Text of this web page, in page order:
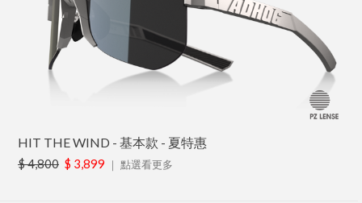
HIT THE WIND - 基本款 - 夏特惠
$ 4,800 $ 3,899 ｜ 點選看更多